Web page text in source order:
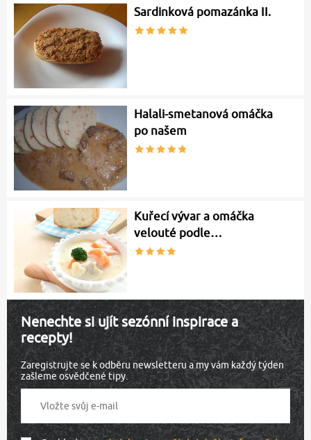
Sardinková pomazánka II.
Halali-smetanová omáčka
po našem
Kuřecí vývar a omáčka
velouté podle…
Nenechte si ujít sezónní inspirace a
recepty!
Zaregistrujte se k odběru newsletteru a my vám každý týden
zašleme osvědčené tipy.